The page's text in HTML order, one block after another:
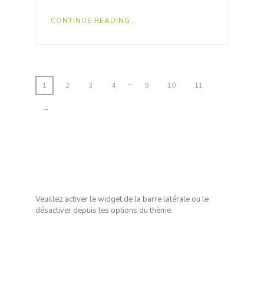
CONTINUE READING...
1 2 3 4 … 9 10 11
→
Veuillez activer le widget de la barre latérale ou le
désactiver depuis les options du thème.